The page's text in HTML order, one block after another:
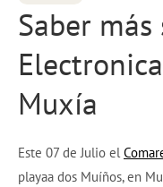
Saber más
Muxía
Este 07 de Julio el
playaa dos Muíños, en